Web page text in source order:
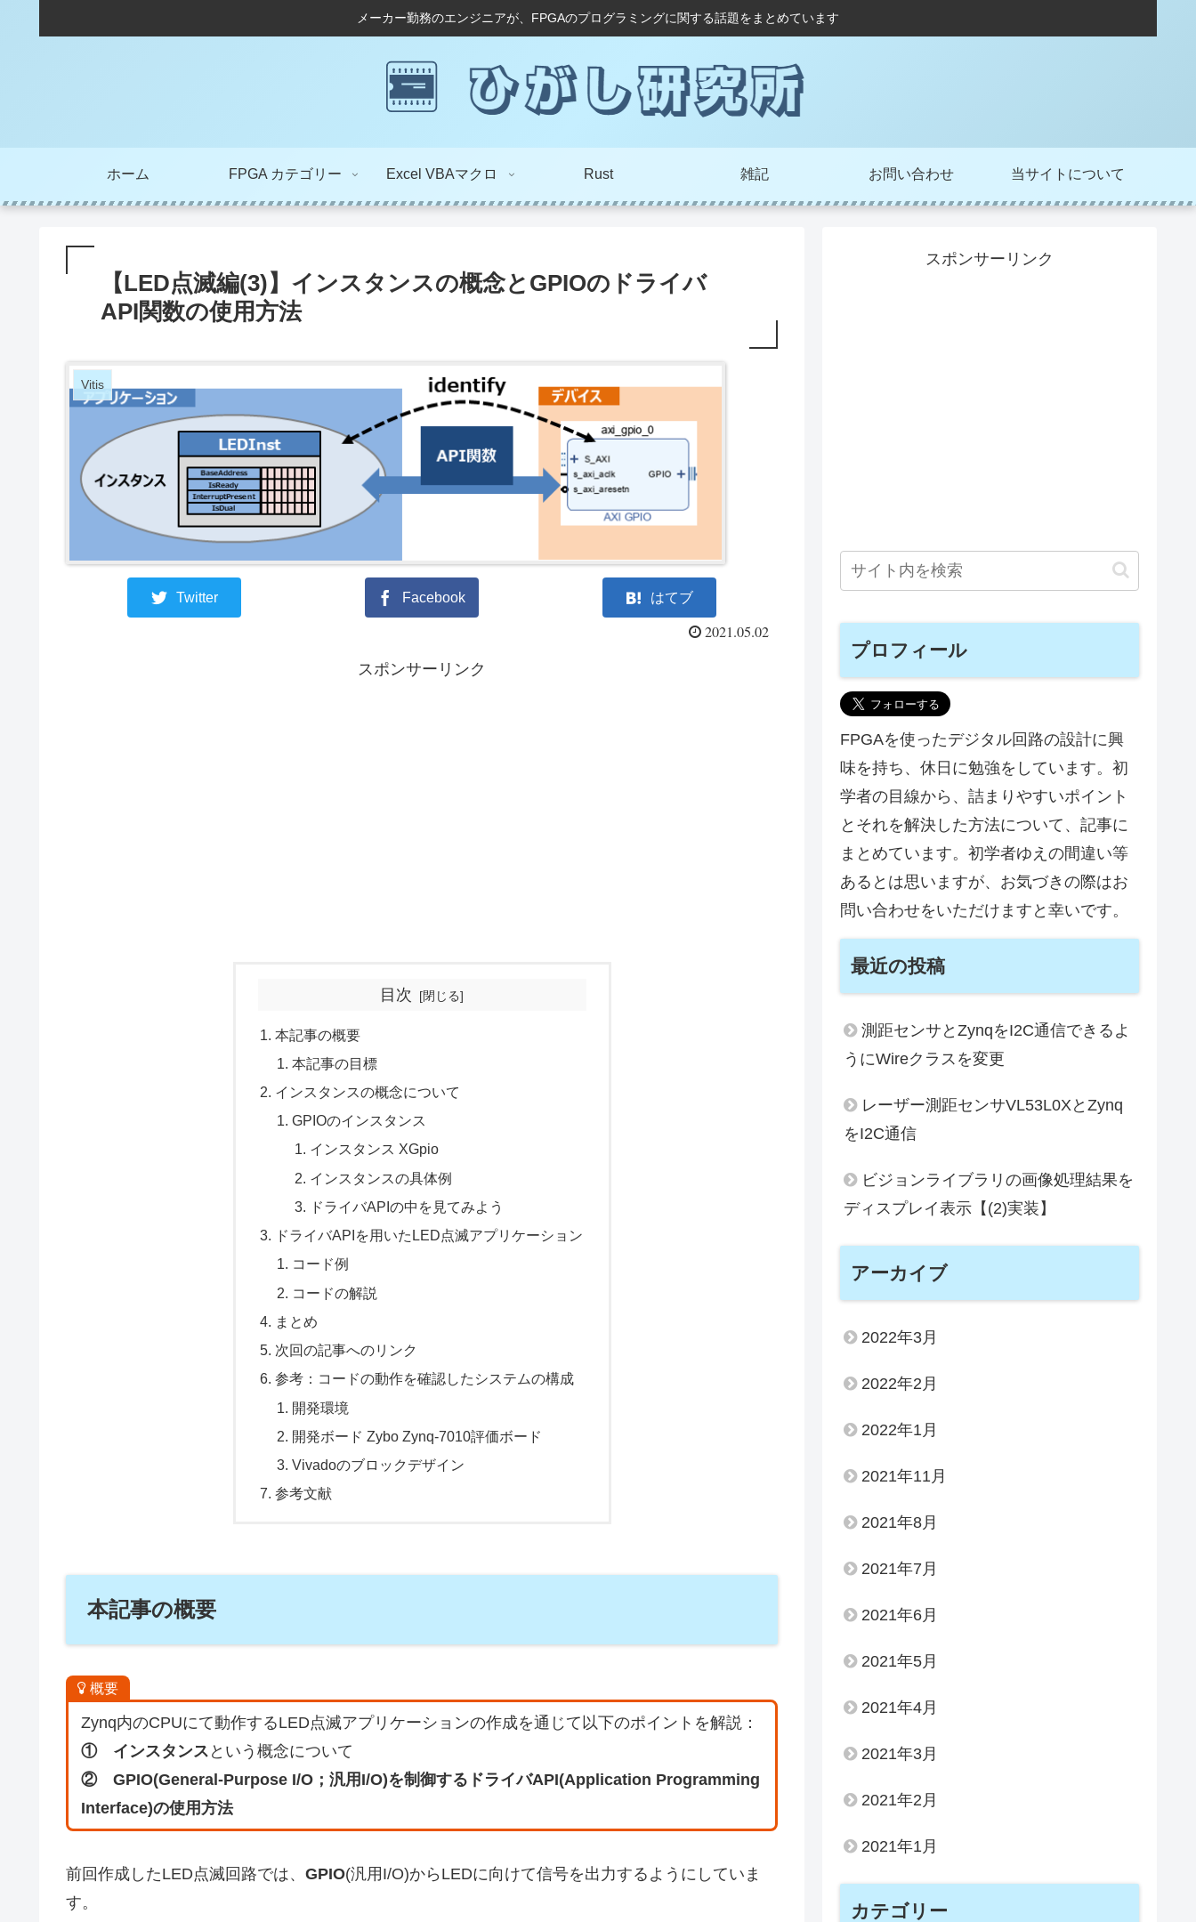
メーカー勤務のエンジニアが、FPGAのプログラミングに関する話題をまとめています
ホーム FPGA カテゴリー Excel VBAマクロ Rust 雑記 お問い合わせ 当サイトについて
【LED点滅編(3)】インスタンスの概念とGPIOのドライバ
API関数の使用方法
Vitis
Twitter Facebook はてブ
2021.05.02
スポンサーリンク
目次
本記事の概要
本記事の目標
インスタンスの概念について
GPIOのインスタンス
インスタンス XGpio
インスタンスの具体例
ドライバAPIの中を見てみよう
ドライバAPIを用いたLED点滅アプリケーション
コード例
コードの解説
まとめ
次回の記事へのリンク
参考：コードの動作を確認したシステムの構成
開発環境
開発ボード Zybo Zynq-7010評価ボード
Vivadoのブロックデザイン
参考文献
本記事の概要
概要
Zynq内のCPUにて動作するLED点滅アプリケーションの作成を通じて以下のポイントを解説：
① インスタンス という概念について
② GPIO(General-Purpose I/O；汎用I/O)を制御するドライバAPI(Application Programming
Interface)の使用方法
前回作成したLED点滅回路では、 GPIO(汎用I/O)からLEDに向けて信号を出力するようにしていま
す。
スポンサーリンク
プロフィール
FPGAを使ったデジタル回路の設計に興
味を持ち、休日に勉強をしています。初
学者の目線から、詰まりやすいポイント
とそれを解決した方法について、記事に
まとめています。初学者ゆえの間違い等
あるとは思いますが、お気づきの際はお
問い合わせをいただけますと幸いです。
最近の投稿
測距センサとZynqをI2C通信できるよ
うにWireクラスを変更
レーザー測距センサVL53L0XとZynq
をI2C通信
ビジョンライブラリの画像処理結果を
ディスプレイ表示【(2)実装】
アーカイブ
2022年3月
2022年2月
2022年1月
2021年11月
2021年8月
2021年7月
2021年6月
2021年5月
2021年4月
2021年3月
2021年2月
2021年1月
カテゴリー